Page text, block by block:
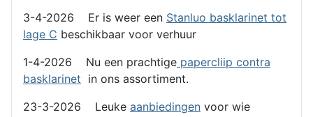
3-4-2026 Er is weer een Stanluo basklarinet tot
lage C beschikbaar voor verhuur
1-4-2026 Nu een prachtige papercliip contra
basklarinet in ons assortiment.
23-3-2026 Leuke aanbiedingen voor wie